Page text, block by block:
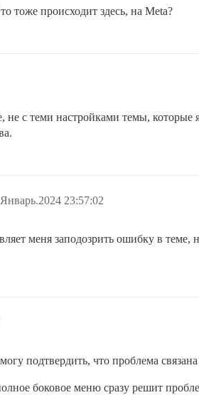
тоже происходит здесь, на Meta?
не с теми настройками темы,
23:57:02
меня заподозрить ошибку в
подтвердить, что проблема
боковое меню сразу решит